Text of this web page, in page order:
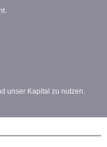
unser Kapital zu nutzen.